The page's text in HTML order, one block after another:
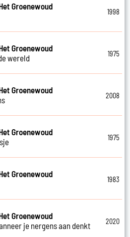
Groenewoud
1998
Groenewoud
wereld
1975
Groenewoud
2008
Groenewoud
1975
Groenewoud
1983
Groenewoud
je nergens aan denkt
2020